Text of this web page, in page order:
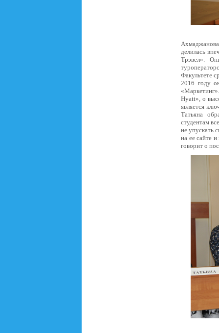
Ахмаджанова
делилась
Трэвел».
Факультете
2016 году
Hyatt», о
является
Татьяна
студентам
не упускать
на ее сайте
говорит о